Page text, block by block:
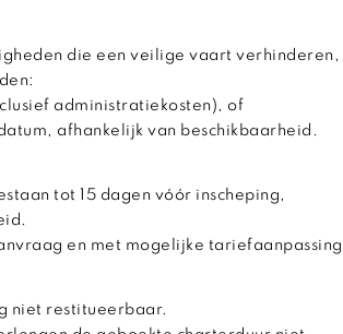
die een veilige vaart verhinderen,
administratiekosten), of
afhankelijk van beschikbaarheid.
tot 15 dagen vóór inscheping,
en met mogelijke tariefaanpassing.
niet restitueerbaar.